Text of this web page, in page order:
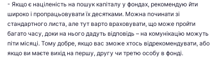
- Якщо є націленість на пошук капіталу у фондах, рекомендую йти
широко і пропрацьовувати їх десятками. Можна починати зі
стандартного листа, але тут варто враховувати, що може пройти
багато часу, доки на нього дадуть відповідь – на комунікацію можуть
піти місяці. Тому добре, якщо вас зможе хтось відрекомендувати, або
якщо ви маєте вихід на першу, другу чи третю особу в фонді.